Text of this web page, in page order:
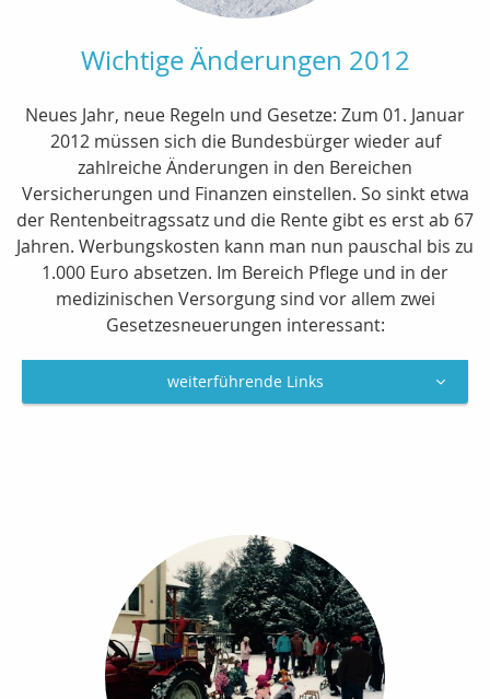
Wichtige Änderungen 2012
Neues Jahr, neue Regeln und Gesetze: Zum 01. Januar
2012 müssen sich die Bundesbürger wieder auf
zahlreiche Änderungen in den Bereichen
Versicherungen und Finanzen einstellen. So sinkt etwa
der Rentenbeitragssatz und die Rente gibt es erst ab 67
Jahren. Werbungskosten kann man nun pauschal bis zu
1.000 Euro absetzen. Im Bereich Pflege und in der
medizinischen Versorgung sind vor allem zwei
Gesetzesneuerungen interessant:
weiterführende Links